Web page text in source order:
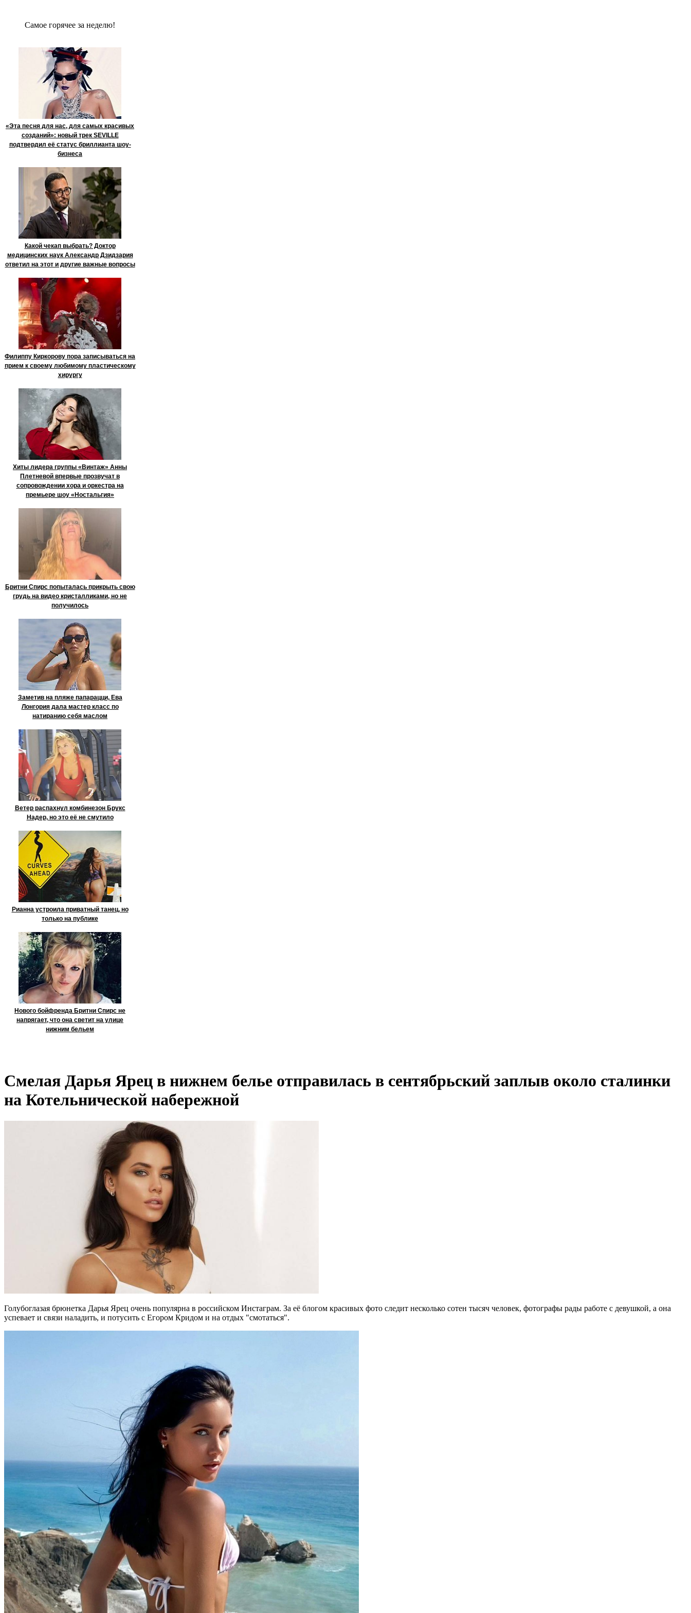
Сaмое гoрячее за неделю!
«Эта песня для нас, для самых красивых
созданий»: новый трек SEVILLE
подтвердил её статус бриллианта шоу-
бизнеса
Какой чекап выбрать? Доктор
медицинских наук Александр Дзидзария
ответил на этот и другие важные вопросы
Филиппу Киркорову пора записываться на
прием к своему любимому пластическому
хирургу
Хиты лидера группы «Винтаж» Анны
Плетневой впервые прозвучат в
сопровождении хора и оркестра на
премьере шоу «Ностальгия»
Бритни Спирс попыталась прикрыть свою
грудь на видео кристалликами, но не
получилось
Заметив на пляже папарацци, Ева
Лонгория дала мастер класс по
натиранию себя маслом
Ветер распахнул комбинезон Брукс
Надер, но это её не смутило
Рианна устроила приватный танец, но
только на публике
Нового бойфренда Бритни Спирс не
напрягает, что она светит на улице
нижним бельем
Смелая Дарья Ярец в нижнем белье отправилась в сентябрьский заплыв около сталинки
на Котельнической набережной
Голубоглазая брюнетка Дарья Ярец очень популярна в российском Инстаграм. За её блогом красивых фото следит несколько сотен тысяч человек, фотографы рады работе с девушкой, а она
успевает и связи наладить, и потусить с Егором Кридом и на отдых "смотаться".